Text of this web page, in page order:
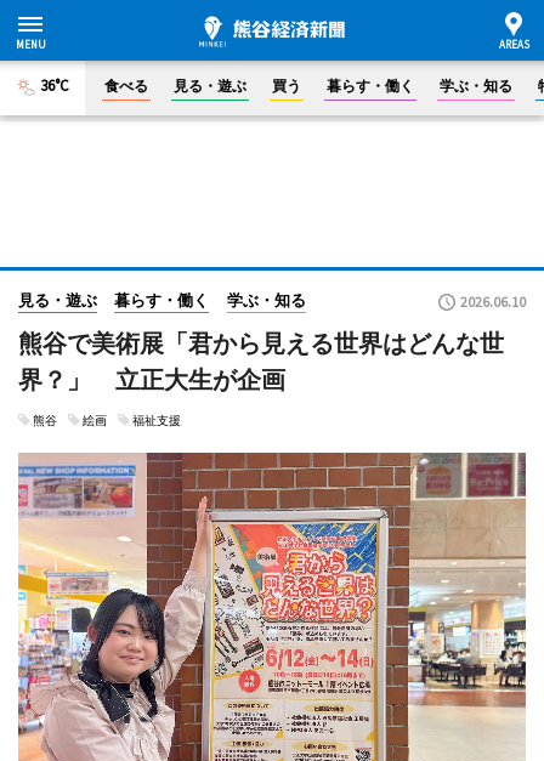
36°C 食べる 見る・遊ぶ 買う 暮らす・働く 学ぶ・知る
見る・遊ぶ 暮らす・働く 学ぶ・知る 2026.06.10
熊谷で美術展「君から見える世界はどんな世
界？」 立正大生が企画
熊谷 絵画 福祉支援